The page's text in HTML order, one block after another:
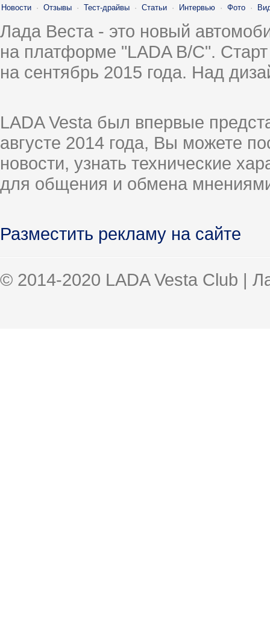
Новости · Отзывы · Тест-драйвы · Статьи · Интервью · Фото ·
Лада Веста - это новый
на платформе "LADA B/C".
на сентябрь 2015 года. Над
LADA Vesta был впервые
августе 2014 года, Вы можете
новости, узнать технические
для общения и обмена
Разместить рекламу на сайте
© 2014-2020 LADA Vesta Club |